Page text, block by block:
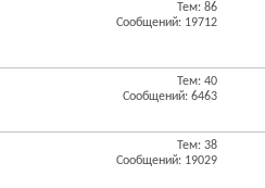
Тем: 86
Сообщений: 19712
Тем: 40
Сообщений: 6463
Тем: 38
Сообщений: 19029